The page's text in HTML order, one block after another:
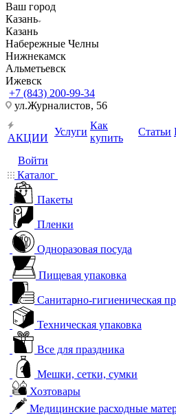
Ваш город
Казань
Казань
Набережные Челны
Нижнекамск
Альметьевск
Ижевск
+7 (843) 200-99-34
ул.Журналистов, 56
АКЦИИ
Услуги
Как
купить
Статьи
Войти
Каталог
Пакеты
Пленки
Одноразовая посуда
Пищевая упаковка
Санитарно-гигиеническая
Техническая упаковка
Все для праздника
Мешки, сетки, сумки
Хозтовары
Медицинские расходные